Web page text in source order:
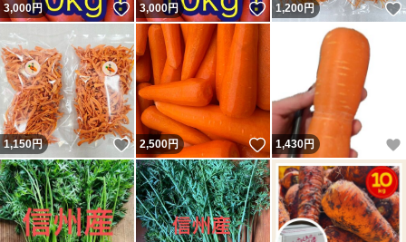
3,000円 いいね！
3,000円 いいね！
1,200円
1,150円 いいね！
2,500円 いいね！
1,430円